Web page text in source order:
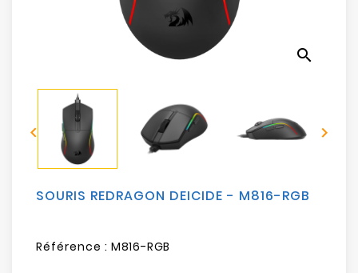
Sécurité
Mobilités
search
 
SOURIS REDRAGON DEICIDE - M816-RGB
Référence : M816-RGB